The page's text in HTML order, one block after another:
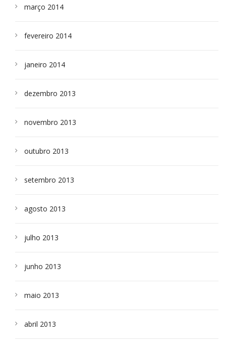
março 2014
fevereiro 2014
janeiro 2014
dezembro 2013
novembro 2013
outubro 2013
setembro 2013
agosto 2013
julho 2013
junho 2013
maio 2013
abril 2013